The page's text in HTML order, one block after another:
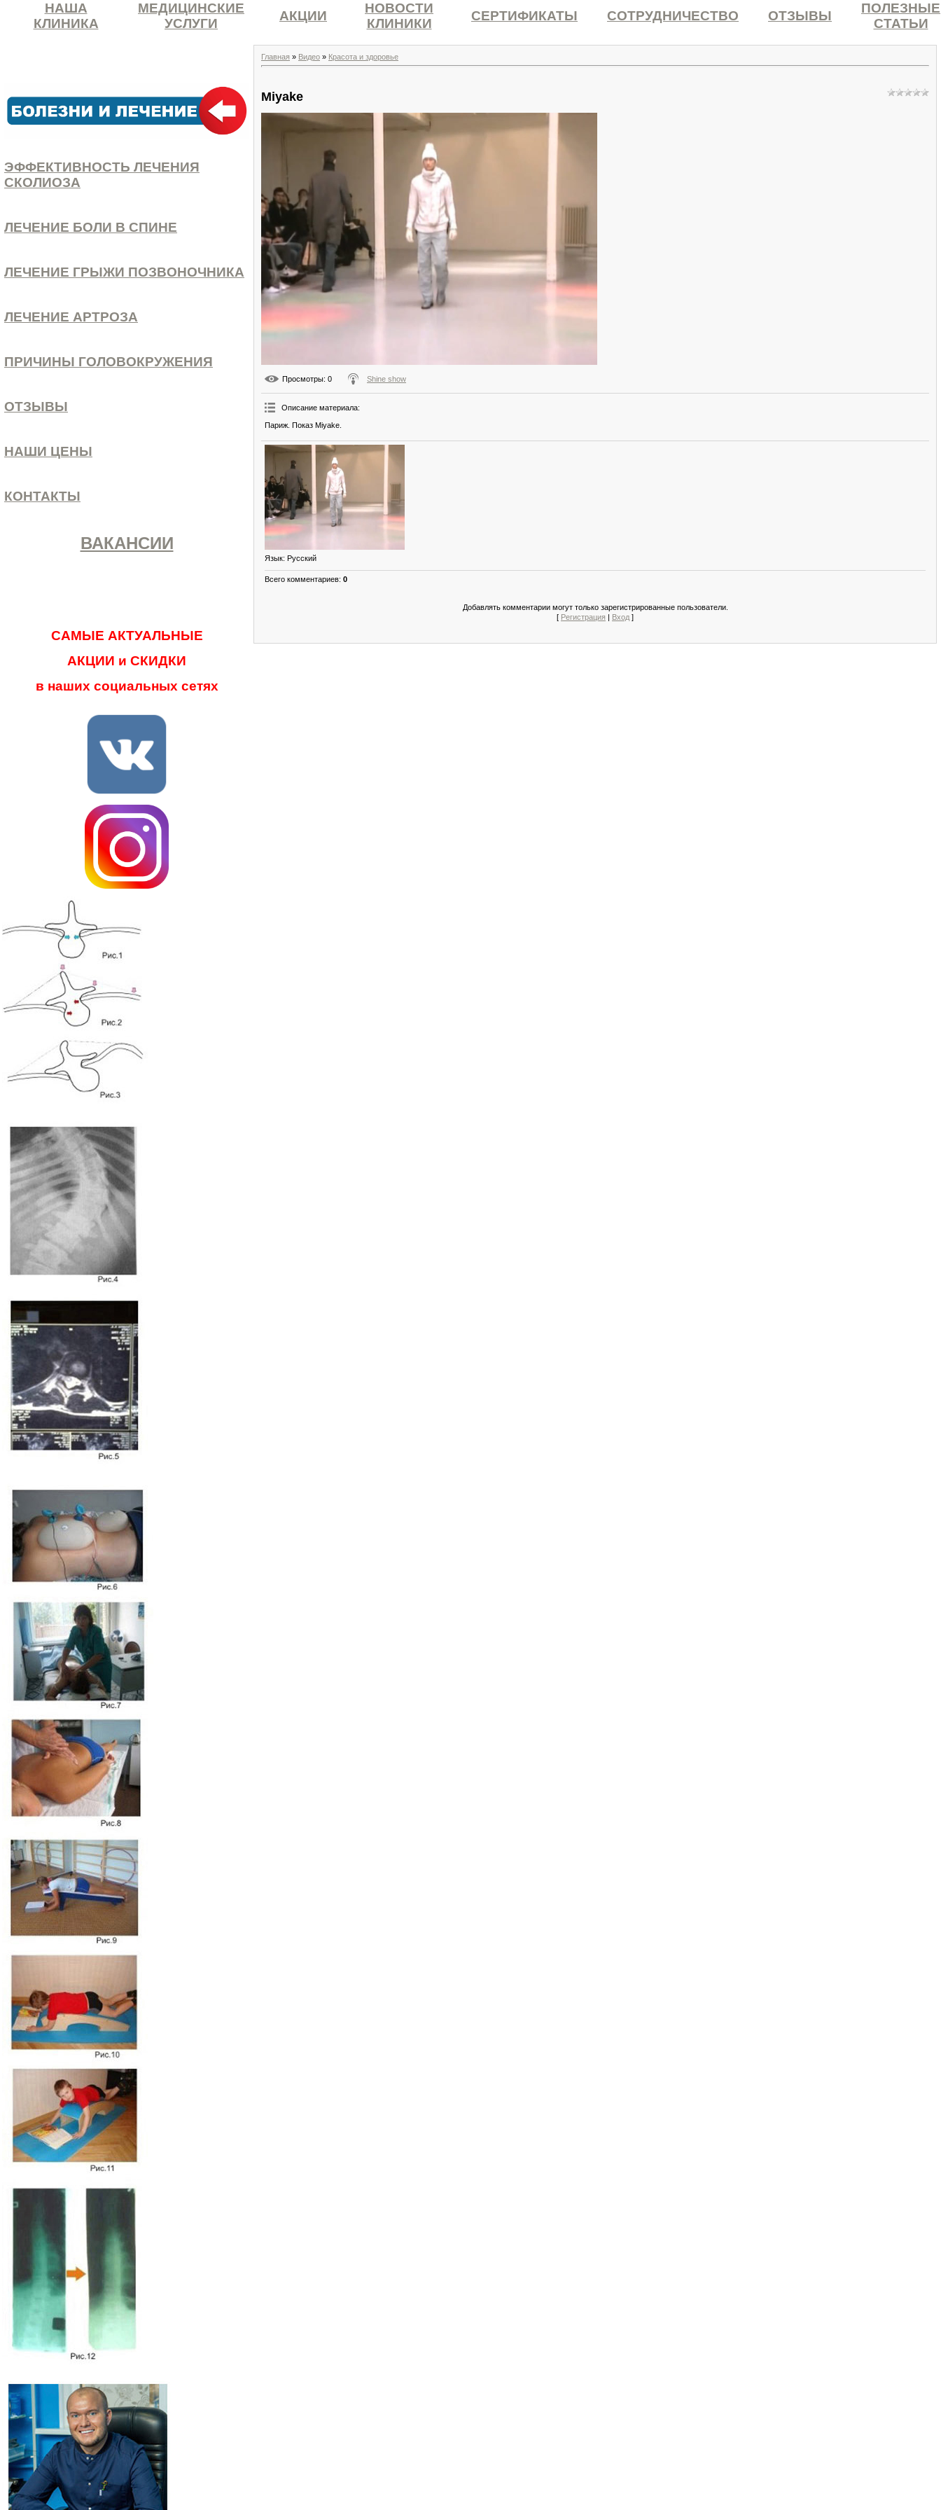
НАША
КЛИНИКА
МЕДИЦИНСКИЕ
УСЛУГИ
АКЦИИ
НОВОСТИ
КЛИНИКИ
СЕРТИФИКАТЫ СОТРУДНИЧЕСТВО ОТЗЫВЫ
ПОЛЕЗНЫЕ
СТАТЬИ
ЭФФЕКТИВНОСТЬ ЛЕЧЕНИЯ
СКОЛИОЗА
ЛЕЧЕНИЕ БОЛИ В СПИНЕ
ЛЕЧЕНИЕ ГРЫЖИ ПОЗВОНОЧНИКА
ЛЕЧЕНИЕ АРТРОЗА
ПРИЧИНЫ ГОЛОВОКРУЖЕНИЯ
ОТЗЫВЫ
НАШИ ЦЕНЫ
КОНТАКТЫ
ВАКАНСИИ
САМЫЕ АКТУАЛЬНЫЕ
АКЦИИ и СКИДКИ
в наших социальных сетях
Главная » Видео » Красота и здоровье
Miyake
Просмотры: 0 Shine show
Описание материала:
Париж. Показ Miyake.
Язык: Русский
Всего комментариев: 0
Добавлять комментарии могут только зарегистрированные пользователи.
[ Регистрация | Вход ]